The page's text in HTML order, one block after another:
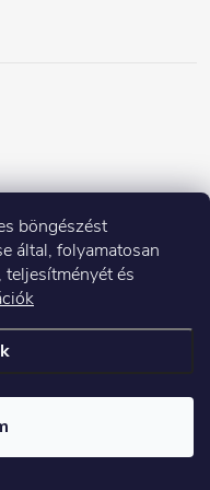
böngészést
által, folyamatosan
és